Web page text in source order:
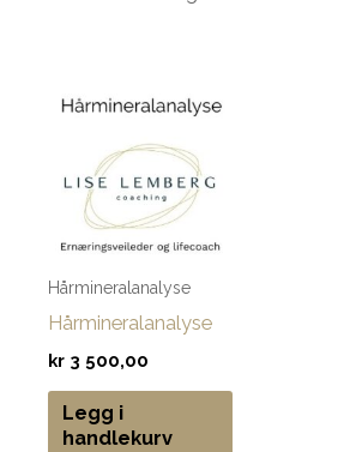
Hårmineralanalyse
Hårmineralanalyse
kr3 500,00
Legg i
handlekurv